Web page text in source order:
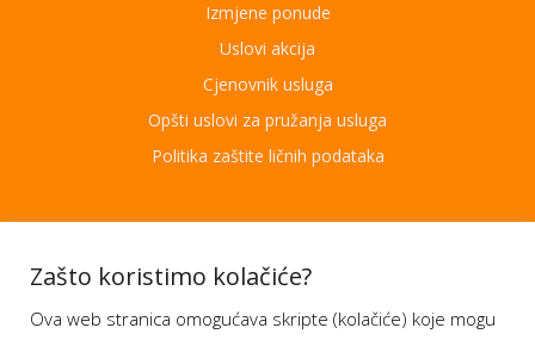
Izmjene ponude
Uslovi akcija
Cjenovnik usluga
Opšti uslovi za pružanja usluga
Politika zaštite ličnih podataka
Aplikacije
Moj BH Telecom
Zašto koristimo kolačiće?
Ova web stranica omogućava skripte (kolačiće) koje mogu